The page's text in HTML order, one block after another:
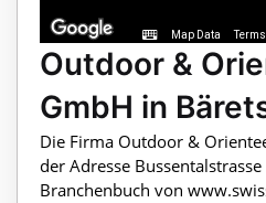
Map Data Terms
Outdoor &
GmbH in
Die Firma Outdoor &
der Adresse
Branchenbuch von